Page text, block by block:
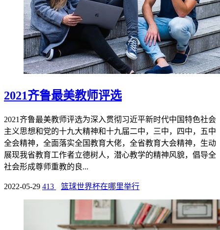
2021齐鲁最美教师评选
2021齐鲁最美教师评选为深入贯彻习近平新时代中国特色社会
主义思想和党的十九大精神和十九届二中，三中，四中，五中
全会精神，全面落实全国教育大佬，全省教育大会精神，生动
展现我省教育工作者立德树人，潜心教学的精神风貌，倡导全
社会形成尊师重教的良...
2022-05-29 413 篮球世界杯在哪里举行